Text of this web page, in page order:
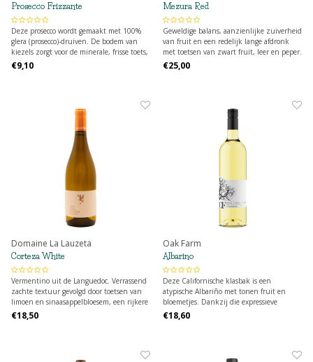
Prosecco Frizzante
Deze prosecco wordt gemaakt met 100%
glera (prosecco)-druiven. De bodem van
kiezels zorgt voor de minerale, frisse toets,
wat bijdraagt aan het fijne, elegante
karakter van deze parelende prosecco.
€9,10
Mezura Red
Geweldige balans, aanzienlijke zuiverheid
van fruit en een redelijk lange afdronk
met toetsen van zwart fruit, leer en peper.
Hij heeft een gemiddelde tot volle body
met een aangename textuur dankzij de
€25,00
Domaine La Lauzeta
Corteza White
Vermentino uit de Languedoc. Verrassend
zachte textuur gevolgd door toetsen van
limoen en sinaasappelbloesem, een rijkere
stijl dan doorgaans verwacht van
Vermentino. Rijping gedurende 6
€18,50
Oak Farm
Albarino
Deze Californische klasbak is een
atypische Albariño met tonen fruit en
bloemetjes. Dankzij die expressieve
elegantie en verleidelijke volheid,
gekoppeld aan een mooie mineraliteit
€18,60